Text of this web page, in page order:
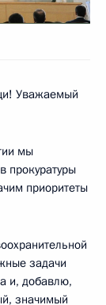
Уважаемый
мы
прокуратуры
приоритеты
задачи
и, добавлю,
значимый